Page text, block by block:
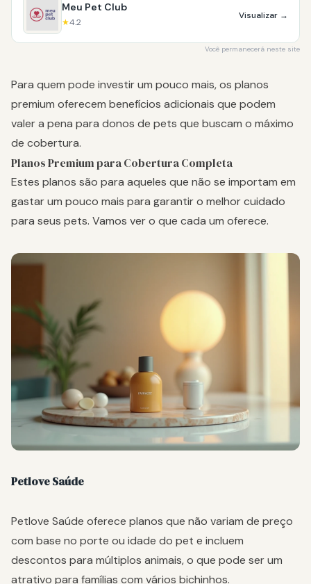
Meu Pet Club
★4.2
Visualizar →
Você permanecerá neste site
Para quem pode investir um pouco mais, os planos
premium oferecem benefícios adicionais que podem
valer a pena para donos de pets que buscam o máximo
de cobertura.
Planos Premium para Cobertura Completa
Estes planos são para aqueles que não se importam em
gastar um pouco mais para garantir o melhor cuidado
para seus pets. Vamos ver o que cada um oferece.
Petlove Saúde
Petlove Saúde oferece planos que não variam de preço
com base no porte ou idade do pet e incluem
descontos para múltiplos animais, o que pode ser um
atrativo para famílias com vários bichinhos.